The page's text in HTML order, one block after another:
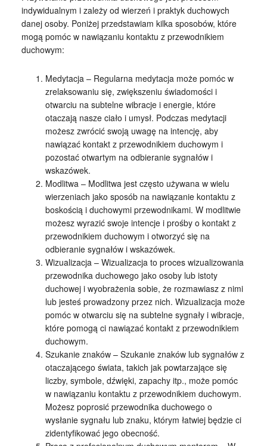
indywidualnym i zależy od wierzeń i praktyk duchowych
danej osoby. Poniżej przedstawiam kilka sposobów, które
mogą pomóc w nawiązaniu kontaktu z przewodnikiem
duchowym:
Medytacja – Regularna medytacja może pomóc w
zrelaksowaniu się, zwiększeniu świadomości i
otwarciu na subtelne wibracje i energie, które
otaczają nasze ciało i umysł. Podczas medytacji
możesz zwrócić swoją uwagę na intencję, aby
nawiązać kontakt z przewodnikiem duchowym i
pozostać otwartym na odbieranie sygnałów i
wskazówek.
Modlitwa – Modlitwa jest często używana w wielu
wierzeniach jako sposób na nawiązanie kontaktu z
boskością i duchowymi przewodnikami. W modlitwie
możesz wyrazić swoje intencje i prośby o kontakt z
przewodnikiem duchowym i otworzyć się na
odbieranie sygnałów i wskazówek.
Wizualizacja – Wizualizacja to proces wizualizowania
przewodnika duchowego jako osoby lub istoty
duchowej i wyobrażenia sobie, że rozmawiasz z nimi
lub jesteś prowadzony przez nich. Wizualizacja może
pomóc w otwarciu się na subtelne sygnały i wibracje,
które pomogą ci nawiązać kontakt z przewodnikiem
duchowym.
Szukanie znaków – Szukanie znaków lub sygnałów z
otaczającego świata, takich jak powtarzające się
liczby, symbole, dźwięki, zapachy itp., może pomóc
w nawiązaniu kontaktu z przewodnikiem duchowym.
Możesz poprosić przewodnika duchowego o
wysłanie sygnału lub znaku, którym łatwiej będzie ci
zidentyfikować jego obecność.